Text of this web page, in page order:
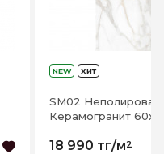
NEW ХИТ
SM02
Керамогранит
18 990 тг/м2